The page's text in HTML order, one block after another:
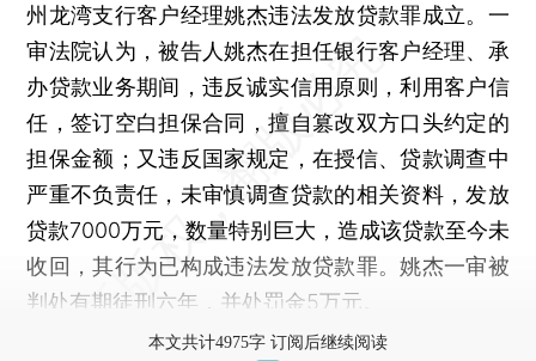
州龙湾支行客户经理姚杰违法发放贷款罪成立。一
审法院认为，被告人姚杰在担任银行客户经理、承
办贷款业务期间，违反诚实信用原则，利用客户信
任，签订空白担保合同，擅自篡改双方口头约定的
担保金额；又违反国家规定，在授信、贷款调查中
严重不负责任，未审慎调查贷款的相关资料，发放
贷款7000万元，数量特别巨大，造成该贷款至今未
收回，其行为已构成违法发放贷款罪。姚杰一审被
判处有期徒刑六年，并处罚金5万元。
本文共计4975字 订阅后继续阅读